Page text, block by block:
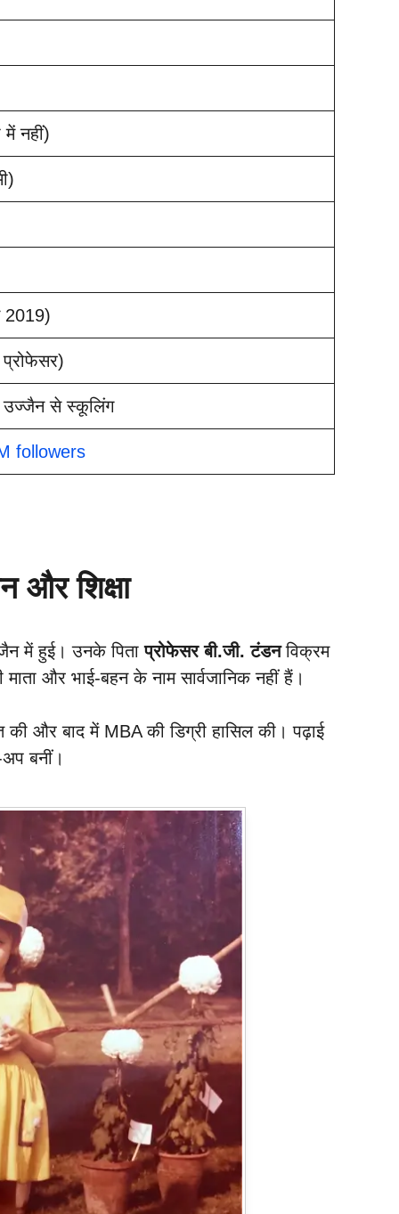
में नहीं)
2019)
उज्जैन से स्कूलिंग
followers
और शिक्षा
में हुई। उनके पिताप्रोफेसर बी.जी. टंडनविक्रम
और भाई-बहन के नाम सार्वजानिक नहीं हैं।
की और बाद में MBA की डिग्री हासिल की। पढ़ाई
बनीं।